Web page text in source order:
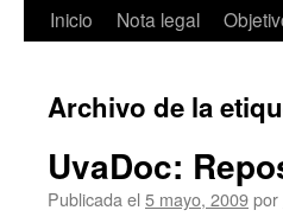
Inicio Nota legal
Archivo de la
UvaDoc:
Publicada el 5 mayo, 2009por